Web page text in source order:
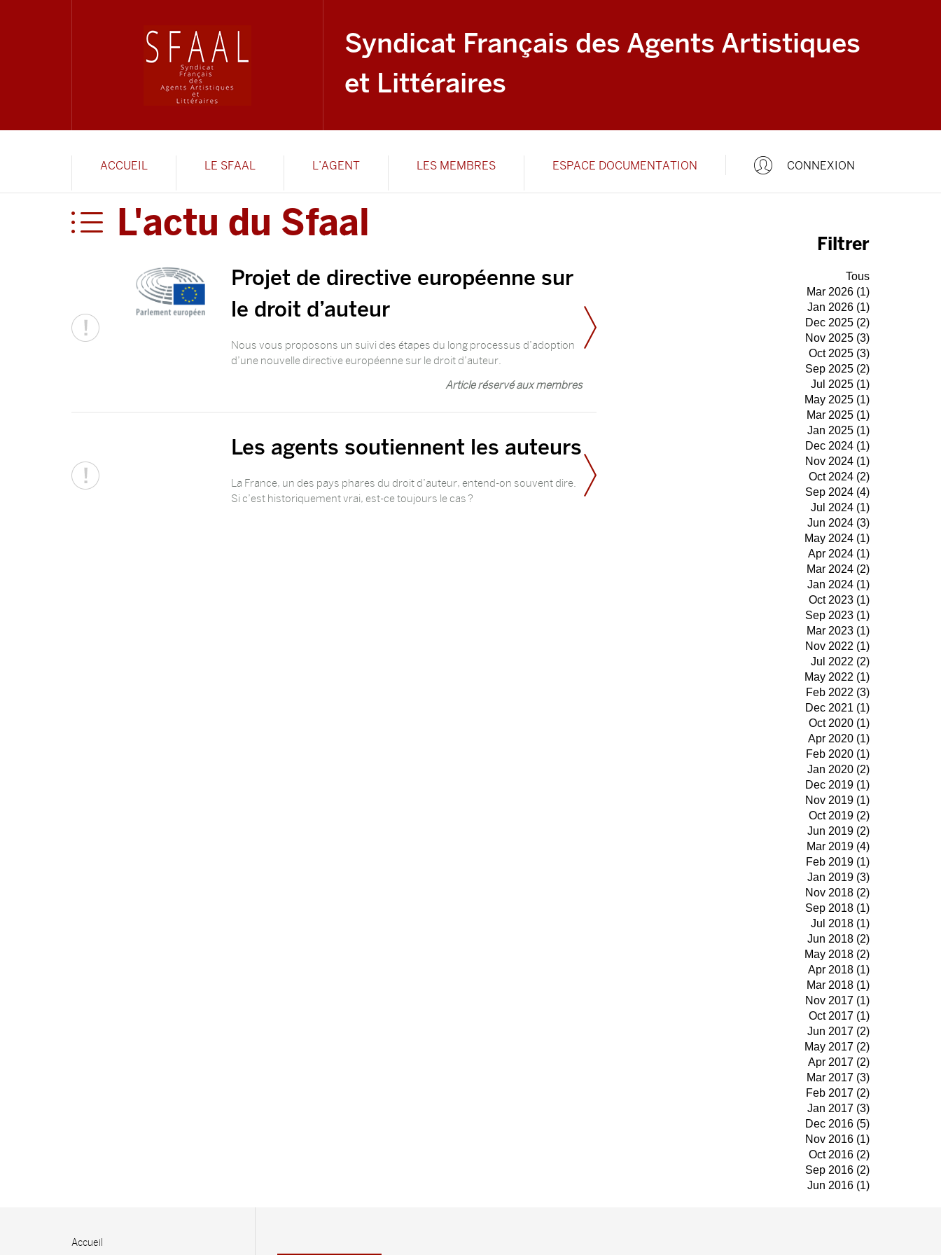
Syndicat Français des Agents Artistiques
et Littéraires
ACCUEIL LE SFAAL L’AGENT LES MEMBRES ESPACE DOCUMENTATION CONNEXION
L'actu du Sfaal
Projet de directive européenne sur
le droit d’auteur
Nous vous proposons un suivi des étapes du long processus d’adoption
d’une nouvelle directive européenne sur le droit d’auteur.
Article réservé aux membres
Les agents soutiennent les auteurs
La France, un des pays phares du droit d’auteur, entend-on souvent dire.
Si c’est historiquement vrai, est-ce toujours le cas ?
Filtrer
Tous
Mar 2026 (1)
Jan 2026 (1)
Dec 2025 (2)
Nov 2025 (3)
Oct 2025 (3)
Sep 2025 (2)
Jul 2025 (1)
May 2025 (1)
Mar 2025 (1)
Jan 2025 (1)
Dec 2024 (1)
Nov 2024 (1)
Oct 2024 (2)
Sep 2024 (4)
Jul 2024 (1)
Jun 2024 (3)
May 2024 (1)
Apr 2024 (1)
Mar 2024 (2)
Jan 2024 (1)
Oct 2023 (1)
Sep 2023 (1)
Mar 2023 (1)
Nov 2022 (1)
Jul 2022 (2)
May 2022 (1)
Feb 2022 (3)
Dec 2021 (1)
Oct 2020 (1)
Apr 2020 (1)
Feb 2020 (1)
Jan 2020 (2)
Dec 2019 (1)
Nov 2019 (1)
Oct 2019 (2)
Jun 2019 (2)
Mar 2019 (4)
Feb 2019 (1)
Jan 2019 (3)
Nov 2018 (2)
Sep 2018 (1)
Jul 2018 (1)
Jun 2018 (2)
May 2018 (2)
Apr 2018 (1)
Mar 2018 (1)
Nov 2017 (1)
Oct 2017 (1)
Jun 2017 (2)
May 2017 (2)
Apr 2017 (2)
Mar 2017 (3)
Feb 2017 (2)
Jan 2017 (3)
Dec 2016 (5)
Nov 2016 (1)
Oct 2016 (2)
Sep 2016 (2)
Jun 2016 (1)
Accueil